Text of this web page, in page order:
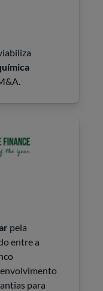
pela
entre a
para